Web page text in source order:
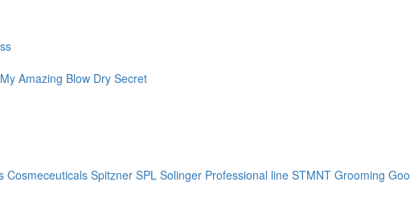
My Amazing Blow Dry Secret
Cosmeceuticals Spitzner SPL Solinger Professional line STMNT Grooming